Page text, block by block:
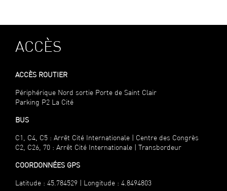
ACCÈS
ACCÈS ROUTIER
Périphérique Nord sortie Porte de Saint Clair
Parking P2 La Cité
BUS
C1, C4, C5 : Arrêt Cité Internationale | Centre des Congrès
C2, C26, 70 : Arrêt Cité Internationale | Transbordeur
COORDONNÉES GPS
Latitude : 45.784529 | Longitude : 4.8494803